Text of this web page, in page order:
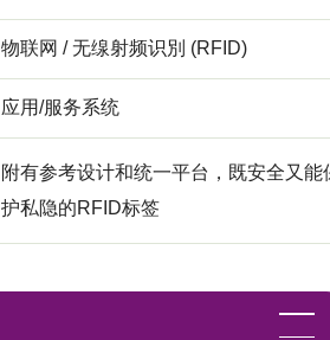
物联网 / 无缐射频识別 (RFID)
应用/服务系统
附有参考设计和统一平台，既安全又能
护私隐的RFID标签